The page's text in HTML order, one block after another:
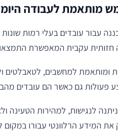
מותאמת לעבודה
עבור עובדים בעלי רמות שונות
חזותית עקבית המאפשרת
ומותאמת למחשבים, לטאבלטים
פעולות גם כאשר הם עובדים
לנגישות, למהירות הטעינה
המידע הרלוונטי עבורו במקום